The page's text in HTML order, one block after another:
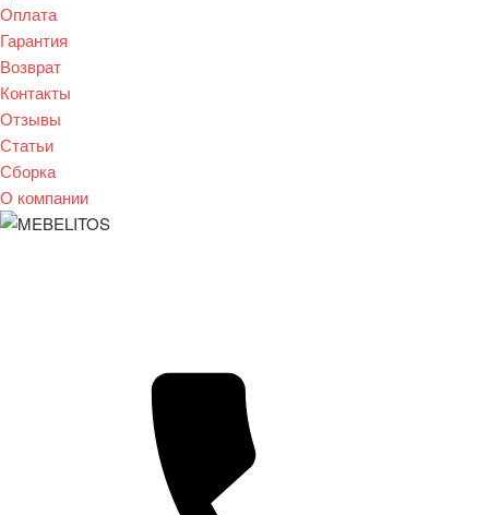
Оплата
Гарантия
Возврат
Контакты
Отзывы
Статьи
Сборка
О компании